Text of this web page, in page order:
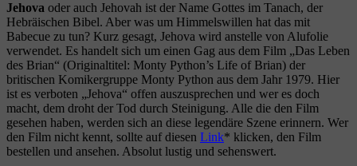
Jehova oder auch Jehovah ist der Name Gottes im Tanach, der
Hebräischen Bibel. Aber was um Himmelswillen hat das mit
Babecue zu tun? Kurz gesagt, Jehova wird anstelle von Alufolie
verwendet. Es handelt sich um einen Gag aus dem Film „Das Leben
des Brian“ (Originaltitel: Monty Python’s Life of Brian) der
britischen Komikergruppe Monty Python aus dem Jahr 1979. Hier
ist es verboten „Jehova“ offen auszusprechen und wer es doch
macht, dem droht der Tod durch Steinigung. Alle die den Film
gesehen haben, werden sich an diese legendäre Szene erinnern. Wer
den Film nicht kennt, sollte auf diesen Link* klicken, den Film
bestellen und ansehen. Absolut lustig und sehenswert.